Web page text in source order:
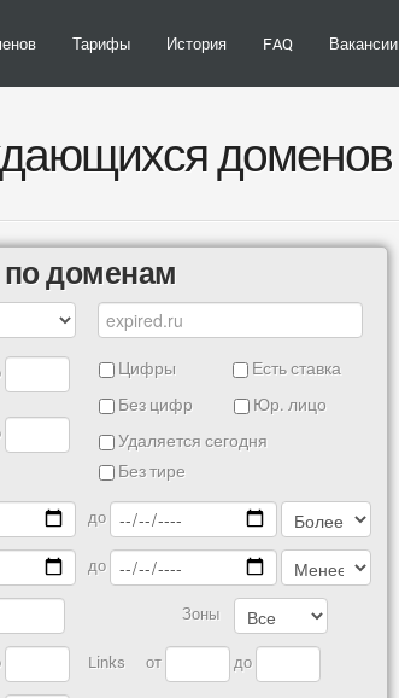
Тарифы История FAQ Вакансии
доменов
доменам
Цифры
Есть ставка
Без цифр
Юр. лицо
Удаляется сегодня
Без тире
до
до
Зоны
Links от до